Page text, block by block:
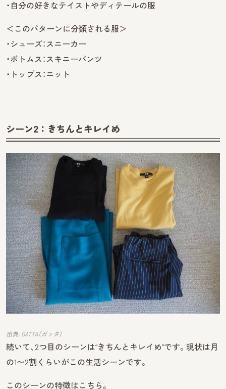
・自分の好きなテイストやディテールの服
＜このパターンに分類される服＞
・シューズ：スニーカー
・ボトムス：スキニーパンツ
・トップス：ニット
シーン2：きちんとキレイめ
出典: GATTA（ガッタ）
続いて、2つ目のシーンは“きちんとキレイめ”です。現状は月
の1〜2割くらいがこの生活シーンです。
このシーンの特徴はこちら。